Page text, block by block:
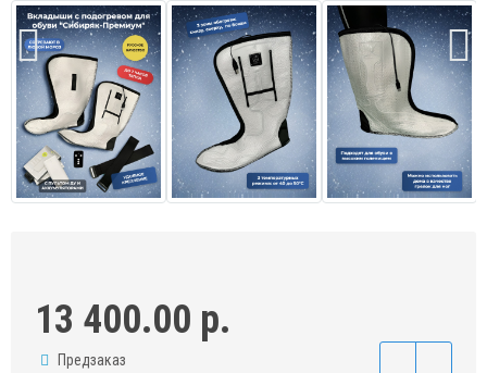
13 400.00 р.
Предзаказ